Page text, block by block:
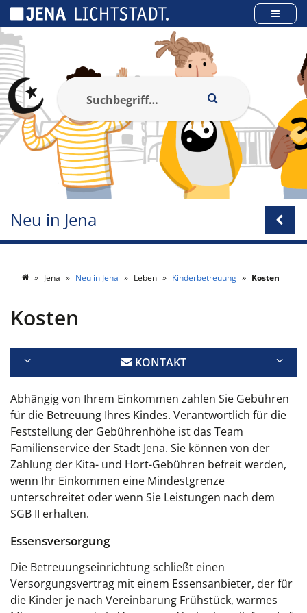
Neu in Jena
Jena Neu in Jena Leben Kinderbetreuung Kosten
Kosten
KONTAKT
Abhängig von Ihrem Einkommen zahlen Sie Gebühren
für die Betreuung Ihres Kindes. Verantwortlich für die
Feststellung der Gebührenhöhe ist das Team
Familienservice der Stadt Jena. Sie können von der
Zahlung der Kita- und Hort-Gebühren befreit werden,
wenn Ihr Einkommen eine Mindestgrenze
unterschreitet oder wenn Sie Leistungen nach dem
SGB II erhalten.
Essensversorgung
Die Betreuungseinrichtung schließt einen
Versorgungsvertrag mit einem Essensanbieter, der für
die Kinder je nach Vereinbarung Frühstück, warmes
Cookie-Einstellungen